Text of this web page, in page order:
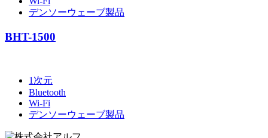
デンソーウェーブ製品
BHT-1500
1次元
Bluetooth
Wi-Fi
デンソーウェーブ製品